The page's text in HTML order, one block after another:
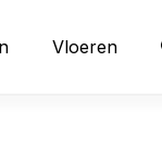
Vloeren